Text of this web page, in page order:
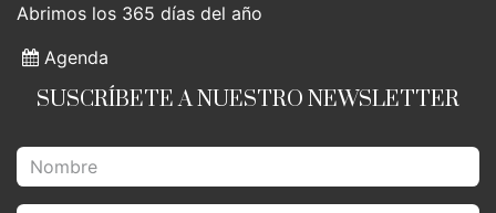
Abrimos los 365 días del año
Agenda
SUSCRÍBETE A NUESTRO NEWSLETTER